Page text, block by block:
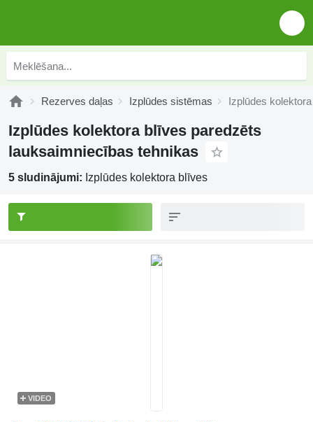
Rezerves daļas Izplūdes sistēmas Izplūdes
Izplūdes kolektora blīves paredzēts
lauksaimniecības tehnikas
5 sludinājumi: Izplūdes kolektora blīves
VIDEO